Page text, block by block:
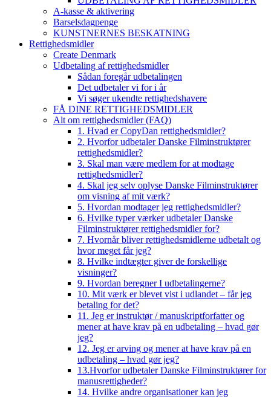
A-kasse & aktivering
Barselsdagpenge
KUNSTNERNES BESKATNING
Rettighedsmidler
Create Denmark
Udbetaling af rettighedsmidler
Sådan foregår udbetalingen
Det udbetaler vi for i år
Vi søger ukendte rettighedshavere
FÅ DINE RETTIGHEDSMIDLER
Alt om rettighedsmidler (FAQ)
1. Hvad er CopyDan rettighedsmidler?
2. Hvorfor udbetaler Danske Filminstruktører
rettighedsmidler?
3. Skal man være medlem for at modtage
rettighedsmidler?
4. Skal jeg selv oplyse Danske Filminstruktører
om visning af mit værk?
5. Hvordan modtager jeg rettighedsmidler?
6. Hvilke typer værker udbetaler Danske
Filminstruktører rettighedsmidler for?
7. Hvornår bliver rettighedsmidlerne udbetalt og
hvor meget får jeg?
8. Hvilke indtægter giver de forskellige
visninger?
9. Hvordan beregner I udbetalingerne?
10. Mit værk er blevet vist i udlandet – får jeg
betaling for det?
11. Jeg er instruktør / manuskriptforfatter og
mener at have krav på en udbetaling – hvad gør
jeg?
12. Jeg er arving og mener at have krav på en
udbetaling – hvad gør jeg?
13.Hvorfor udbetaler Danske Filminstruktører for
manusrettigheder?
14. Hvilke andre organisationer kan jeg